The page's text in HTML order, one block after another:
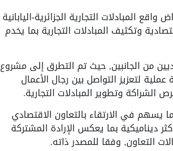
المبادلات التجارية الجزائرية-اليابانية
وتكثيف المبادلات التجارية بما يخدم
من الجانبين, حيث تم التطرق إلى مشروع
لتعزيز التواصل بين رجال الأعمال
وتطوير المبادلات التجارية.
يسهم في الارتقاء بالتعاون الاقتصادي
ديناميكية بما يعكس الإرادة المشتركة
التعاون, وفقا للمصدر ذاته.